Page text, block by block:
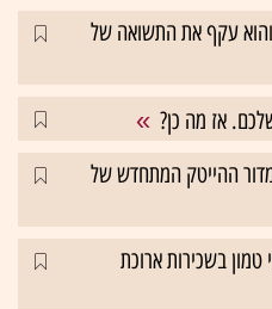
50 אלף ד', והוא עקף את התשואה של
אז מה כן?
מדור ההייטק המתחדש של
בשכירות ארוכת